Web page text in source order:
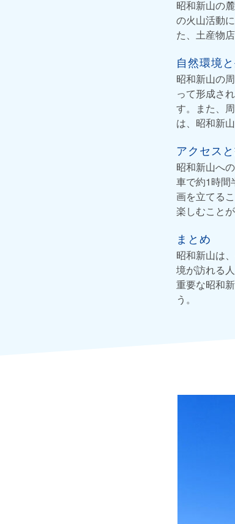
昭和新山の
の火山活動
た、土産物
自然環境
昭和新山の
って形成さ
す。また、
は、昭和新
アクセス
昭和新山へ
車で約1時間
画を立てる
楽しむことが
まとめ
昭和新山は
境が訪れる
重要な昭和
う。